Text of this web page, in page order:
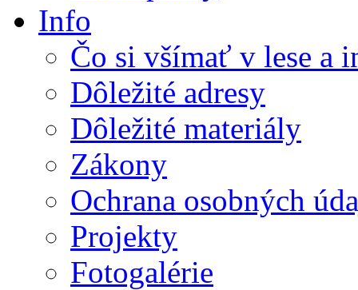
Info
Čo si všímať v lese a
Dôležité adresy
Dôležité materiály
Zákony
Ochrana osobných
Projekty
Fotogalérie